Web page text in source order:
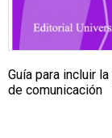
Guía para incluir
de comunicación